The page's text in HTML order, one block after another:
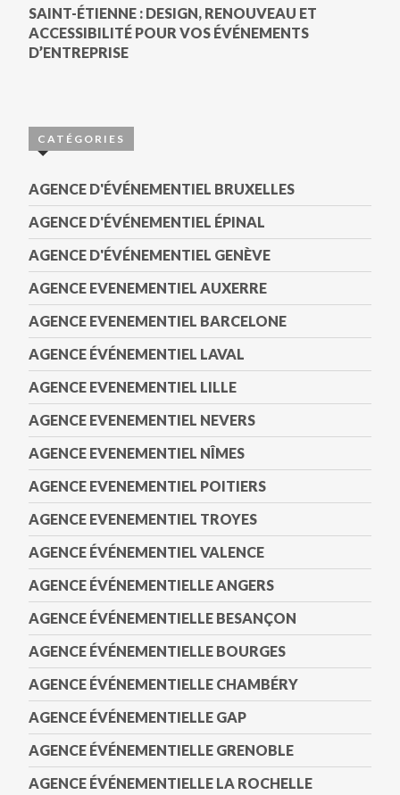
SAINT-ÉTIENNE : DESIGN, RENOUVEAU ET
ACCESSIBILITÉ POUR VOS ÉVÉNEMENTS
D’ENTREPRISE
CATÉGORIES
AGENCE D'ÉVÉNEMENTIEL BRUXELLES
AGENCE D'ÉVÉNEMENTIEL ÉPINAL
AGENCE D'ÉVÉNEMENTIEL GENÈVE
AGENCE EVENEMENTIEL AUXERRE
AGENCE EVENEMENTIEL BARCELONE
AGENCE ÉVÉNEMENTIEL LAVAL
AGENCE EVENEMENTIEL LILLE
AGENCE EVENEMENTIEL NEVERS
AGENCE EVENEMENTIEL NÎMES
AGENCE EVENEMENTIEL POITIERS
AGENCE EVENEMENTIEL TROYES
AGENCE ÉVÉNEMENTIEL VALENCE
AGENCE ÉVÉNEMENTIELLE ANGERS
AGENCE ÉVÉNEMENTIELLE BESANÇON
AGENCE ÉVÉNEMENTIELLE BOURGES
AGENCE ÉVÉNEMENTIELLE CHAMBÉRY
AGENCE ÉVÉNEMENTIELLE GAP
AGENCE ÉVÉNEMENTIELLE GRENOBLE
AGENCE ÉVÉNEMENTIELLE LA ROCHELLE